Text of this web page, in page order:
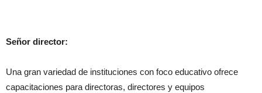
Señor director:
Una gran variedad de instituciones con foco educativo ofrece
capacitaciones para directoras, directores y equipos